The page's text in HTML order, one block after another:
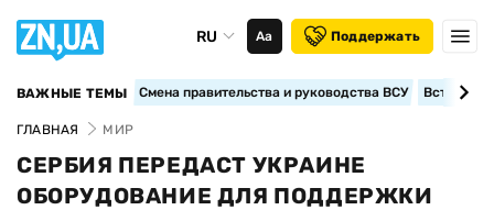
RU Аа Поддержать
ВАЖНЫЕ ТЕМЫ Смена правительства и руководства ВСУ
ГЛАВНАЯ МИР
СЕРБИЯ ПЕРЕДАСТ УКРАИНЕ
ОБОРУДОВАНИЕ ДЛЯ ПОДДЕРЖКИ